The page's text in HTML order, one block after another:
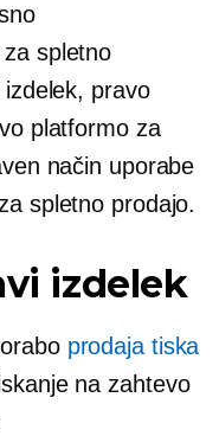
spletno
pravo
platformo za
način uporabe
spletno prodajo.
izdelek
prodaja tiska
na zahtevo